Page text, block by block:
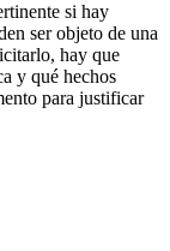
si hay
ser objeto de una
hay que
y qué hechos
para justificar